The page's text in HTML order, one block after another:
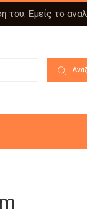
Εμείς το